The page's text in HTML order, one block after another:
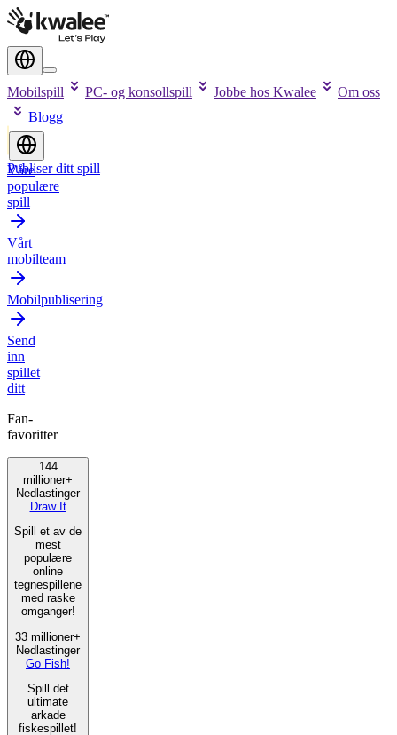
Mobilspill PC- og konsollspill Jobbe hos Kwalee
Om oss
Blogg
Publiser ditt spill
Våre
populære
spill
Vårt
mobilteam
Mobilpublisering
Send
inn
spillet
ditt
Fan-
favoritter
144
millioner+
Nedlastinger
Draw It
Spill et av de
mest
populære
online
tegnespillene
med raske
omganger!
33 millioner+
Nedlastinger
Go Fish!
Spill det
ultimate
arkade
fiskespillet!